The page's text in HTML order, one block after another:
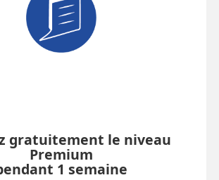
gratuitement le niveau
Premium
1 semaine